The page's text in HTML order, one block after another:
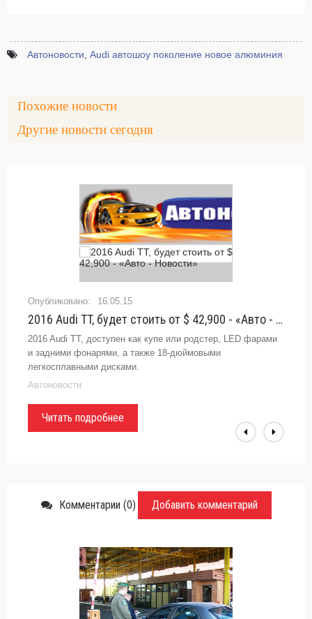
Автоновости Audi автошоу поколение новое алюминия
Похожие новости
Другие новости сегодня
16.05.15
2016 Audi TT, будет стоить от $ 42,900 - «Авто - Новости»
2016 Audi TT, доступен как купе или родстер, LED фарами
и задними фонарями, а также 18-дюймовыми
легкосплавными дисками.
Автоновости
Читать подробнее
Комментарии (0) Добавить комментарий